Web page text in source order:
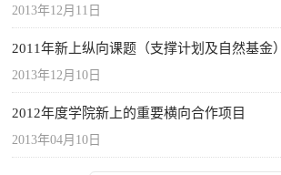
2013年12月11日
2011年新上纵向课题（支撑计划及自然基金）
2013年12月10日
2012年度学院新上的重要横向合作项目
2013年04月10日